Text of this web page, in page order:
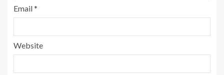
Email*
Website